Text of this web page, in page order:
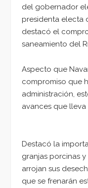
del gobernador
presidenta electa
destacó el
saneamiento del
Aspecto que
compromiso que
administración,
avances que lleva
Destacó la
granjas porcinas
arrojan sus
que se frenarán